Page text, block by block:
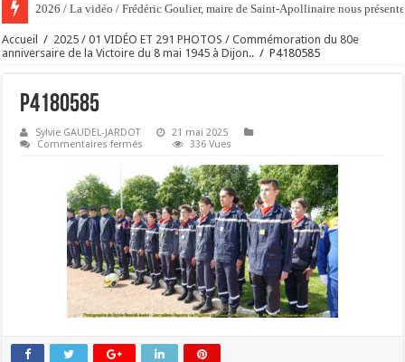
2026 / La vidéo / Frédéric Goulier, maire de Saint-Apollinaire nous
Accueil / 2025 / 01 VIDÉO ET 291 PHOTOS / Commémoration du 80e
anniversaire de la Victoire du 8 mai 1945 à Dijon.. / P4180585
P4180585
Sylvie GAUDEL-JARDOT
21 mai 2025
Commentaires fermés
336 Vues